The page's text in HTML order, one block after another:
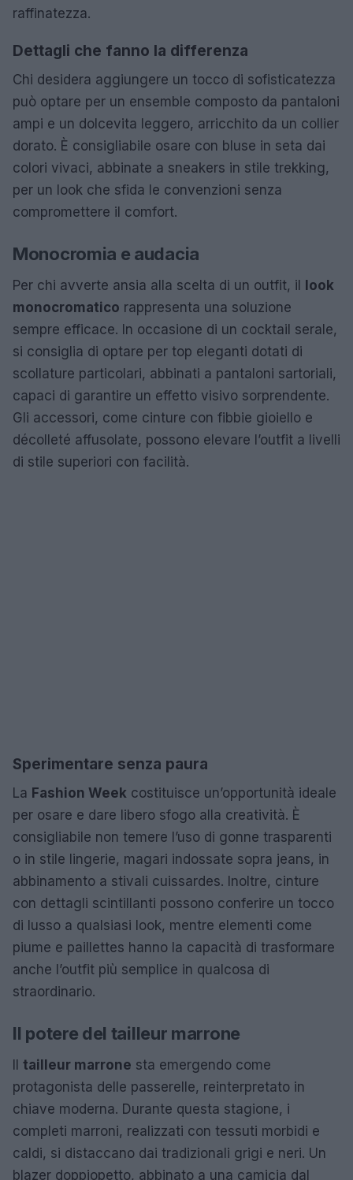
raffinatezza.
Dettagli che fanno la differenza
Chi desidera aggiungere un tocco di sofisticatezza
può optare per un ensemble composto da pantaloni
ampi e un dolcevita leggero, arricchito da un collier
dorato. È consigliabile osare con bluse in seta dai
colori vivaci, abbinate a sneakers in stile trekking,
per un look che sfida le convenzioni senza
compromettere il comfort.
Monocromia e audacia
Per chi avverte ansia alla scelta di un outfit, il look
monocromatico rappresenta una soluzione
sempre efficace. In occasione di un cocktail serale,
si consiglia di optare per top eleganti dotati di
scollature particolari, abbinati a pantaloni sartoriali,
capaci di garantire un effetto visivo sorprendente.
Gli accessori, come cinture con fibbie gioiello e
décolleté affusolate, possono elevare l’outfit a livelli
di stile superiori con facilità.
Sperimentare senza paura
La Fashion Week costituisce un’opportunità ideale
per osare e dare libero sfogo alla creatività. È
consigliabile non temere l’uso di gonne trasparenti
o in stile lingerie, magari indossate sopra jeans, in
abbinamento a stivali cuissardes. Inoltre, cinture
con dettagli scintillanti possono conferire un tocco
di lusso a qualsiasi look, mentre elementi come
piume e paillettes hanno la capacità di trasformare
anche l’outfit più semplice in qualcosa di
straordinario.
Il potere del tailleur marrone
Il tailleur marrone sta emergendo come
protagonista delle passerelle, reinterpretato in
chiave moderna. Durante questa stagione, i
completi marroni, realizzati con tessuti morbidi e
caldi, si distaccano dai tradizionali grigi e neri. Un
blazer doppiopetto, abbinato a una camicia dal